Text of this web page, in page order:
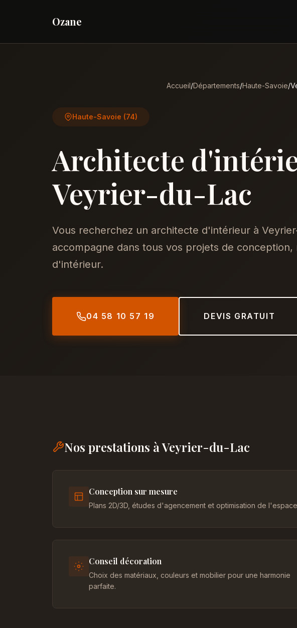
Ozane
Accueil/Départements/Haute-Savoie/
Haute-Savoie (74)
Architecte
Veyrier-du-Lac
Vous recherchez un architecte d'intérieur à
accompagne dans tous vos projets de
d'intérieur.
04 58 10 57 19 DEVIS GRATUIT
Nos prestations à Veyrier-du-Lac
Conception sur mesure
Plans 2D/3D, études d'agencement et optimisation de
Conseil décoration
Choix des matériaux, couleurs et mobilier pour une harmonie
parfaite.